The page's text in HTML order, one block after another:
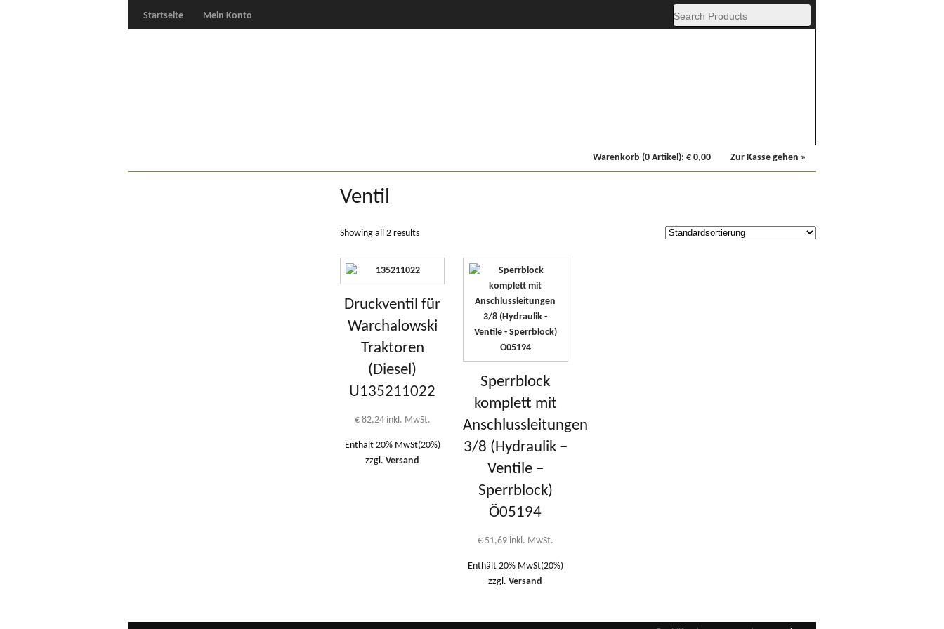
Startseite Mein Konto
Zur Kasse gehen »
Warenkorb (0 Artikel): € 0,00
Ventil
Showing all 2 results
Druckventil für
Warchalowski
Traktoren
(Diesel)
U135211022
€82,24 inkl. MwSt.
Enthält 20% MwSt(20%)
zzgl.Versand
Sperrblock
komplett mit
Anschlussleitungen
3/8 (Hydraulik –
Ventile –
Sperrblock)
Ö05194
€51,69 inkl. MwSt.
Enthält 20% MwSt(20%)
zzgl.Versand